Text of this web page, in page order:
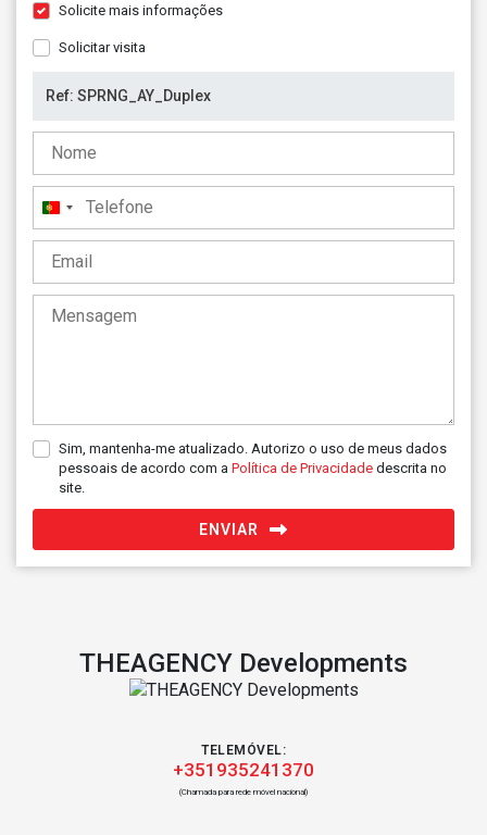
Solicite mais informações
Solicitar visita
Portugal
+351
Sim, mantenha-me atualizado. Autorizo o uso de meus dados
pessoais de acordo com a Política de Privacidade descrita no
site.
ENVIAR
THEAGENCY Developments
TELEMÓVEL:
+351935241370
(Chamada para rede móvel nacional)